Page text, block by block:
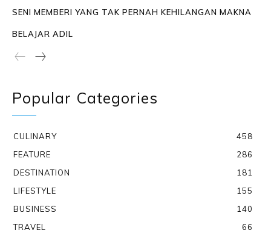
SENI MEMBERI YANG TAK PERNAH KEHILANGAN MAKNA
BELAJAR ADIL
Popular Categories
CULINARY
458
FEATURE
286
DESTINATION
181
LIFESTYLE
155
BUSINESS
140
TRAVEL
66